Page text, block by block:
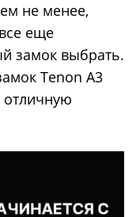
не менее,
еще
замок выбрать.
Tenon A3
отличную